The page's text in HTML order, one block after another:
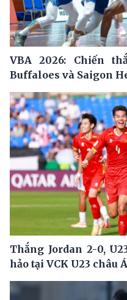
VBA 2026: Chiến
Buffaloes và Saigon
Thắng Jordan 2-0,
hảo tại VCK U23 châu